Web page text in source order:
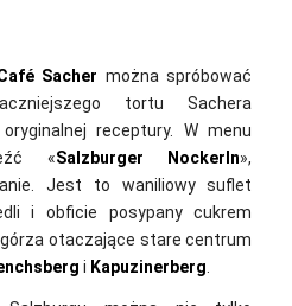
Sacher można spróbować
tortu Sachera
receptury. W menu
«Salzburger Nockerln»,
Jest to waniliowy suflet
i obficie posypany cukrem
otaczające stare centrum
i Kapuzinerberg